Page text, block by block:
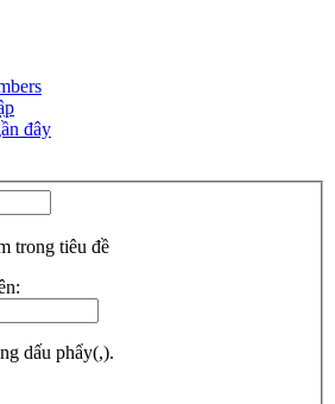
đây
trong tiêu đề
dấu phẩy(,).